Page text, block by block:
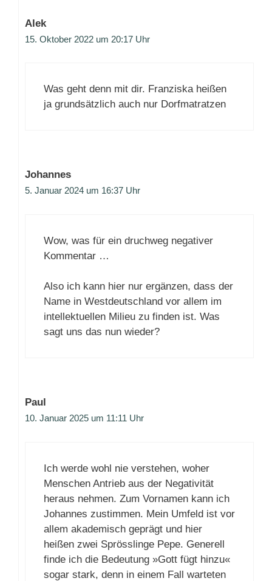
Alek
15. Oktober 2022 um 20:17 Uhr
Was geht denn mit dir. Franziska heißen
ja grundsätzlich auch nur Dorfmatratzen
Johannes
5. Januar 2024 um 16:37 Uhr
Wow, was für ein druchweg negativer
Kommentar …
Also ich kann hier nur ergänzen, dass der
Name in Westdeutschland vor allem im
intellektuellen Milieu zu finden ist. Was
sagt uns das nun wieder?
Paul
10. Januar 2025 um 11:11 Uhr
Ich werde wohl nie verstehen, woher
Menschen Antrieb aus der Negativität
heraus nehmen. Zum Vornamen kann ich
Johannes zustimmen. Mein Umfeld ist vor
allem akademisch geprägt und hier
heißen zwei Sprösslinge Pepe. Generell
finde ich die Bedeutung »Gott fügt hinzu«
sogar stark, denn in einem Fall warteten